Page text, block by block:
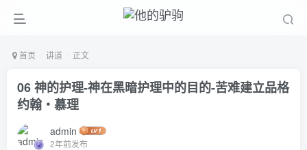
首页 讲道 正文
06 神的护理-神在黑暗护理中的目的-苦难建立品格
约翰‧慕理
admin
2年前发布